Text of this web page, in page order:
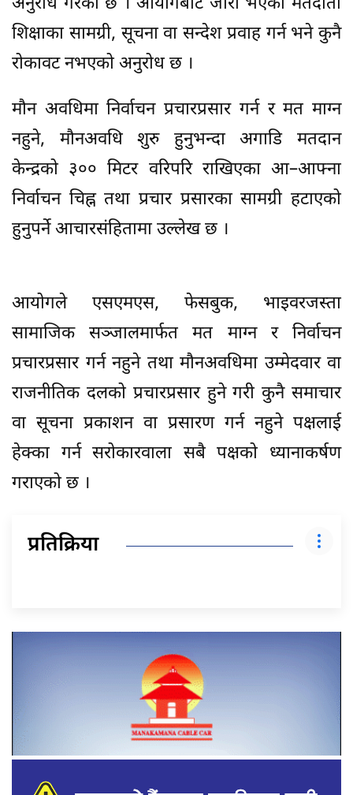
अनुरोध गरेको छ । आयोगबाट जारी भएका मतदाता
शिक्षाका सामग्री, सूचना वा सन्देश प्रवाह गर्न भने कुनै
रोकावट नभएको अनुरोध छ ।
मौन अवधिमा निर्वाचन प्रचारप्रसार गर्न र मत माग्न
नहुने, मौनअवधि शुरु हुनुभन्दा अगाडि मतदान
केन्द्रको ३०० मिटर वरिपरि राखिएका आ–आफ्ना
निर्वाचन चिह्न तथा प्रचार प्रसारका सामग्री हटाएको
हुनुपर्ने आचारसंहितामा उल्लेख छ ।
आयोगले एसएमएस, फेसबुक, भाइवरजस्ता
सामाजिक सञ्जालमार्फत मत माग्न र निर्वाचन
प्रचारप्रसार गर्न नहुने तथा मौनअवधिमा उम्मेदवार वा
राजनीतिक दलको प्रचारप्रसार हुने गरी कुनै समाचार
वा सूचना प्रकाशन वा प्रसारण गर्न नहुने पक्षलाई
हेक्का गर्न सरोकारवाला सबै पक्षको ध्यानाकर्षण
गराएको छ ।
प्रतिक्रिया